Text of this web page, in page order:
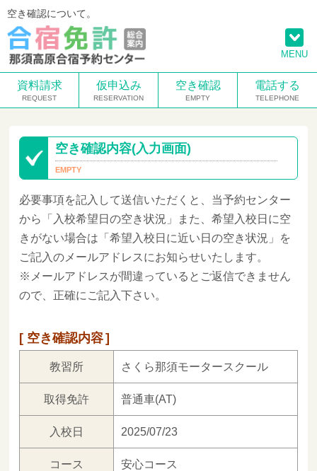
空き確認について。
資料請求 仮申込み 空き確認 電話する
空き確認内容(入力画面)
必要事項を記入して送信いただくと、当予約センター
から「入校希望日の空き状況」また、希望入校日に空
きがない場合は「希望入校日に近い日の空き状況」を
ご記入のメールアドレスにお知らせいたします。
※メールアドレスが間違っているとご返信できません
ので、正確にご記入下さい。
空き確認内容
教習所 さくら那須モータースクール
取得免許 普通車(AT)
入校日 2025/07/23
コース 安心コース
MENU